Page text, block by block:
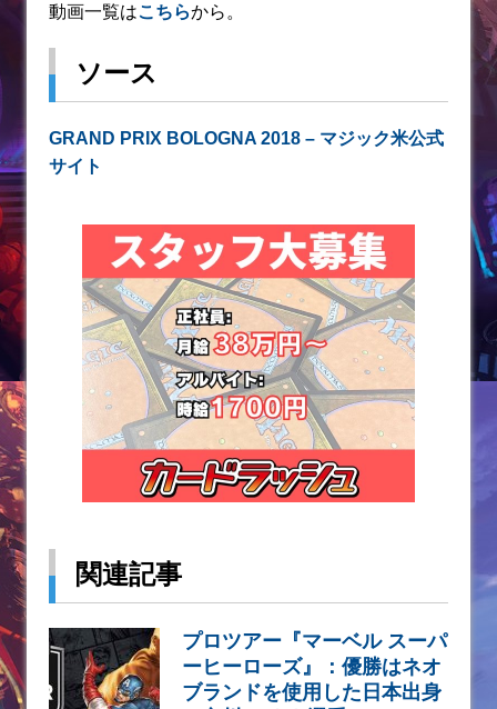
動画一覧はこちらから。
ソース
GRAND PRIX BOLOGNA 2018 – マジック米公式
サイト
関連記事
プロツアー『マーベル スーパ
ーヒーローズ』：優勝はネオ
ブランドを使用した日本出身